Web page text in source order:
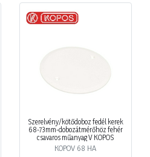
Szerelvény/kötődoboz fedél kerek
68-73mm-dobozátmérőhöz fehér
csavaros műanyag V KOPOS
KOPOV 68 HA